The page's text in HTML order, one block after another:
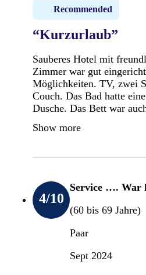
Recommended
“Kurzurlaub”
Sauberes Hotel mit
Zimmer war gut
Möglichkeiten. TV, zwei
Couch. Das Bad hatte
Dusche. Das Bett war
Show more
4/10
Service …. War
(60 bis 69 Jahre)
Paar
Sept 2024